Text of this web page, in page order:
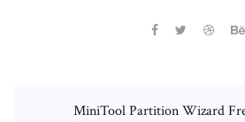
MiniTool Partition Wizard